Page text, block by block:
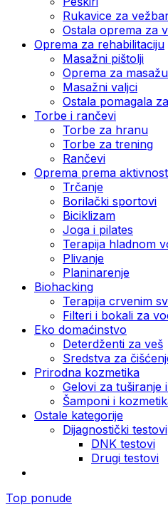
Rukavice za
Ostala oprema za
Oprema za rehabilitaciju
Masažni pištolji
Oprema za masažu
Masažni valjci
Ostala pomagala
Torbe i rančevi
Torbe za hranu
Torbe za trening
Rančevi
Oprema prema
Trčanje
Borilački sportovi
Biciklizam
Joga i pilates
Terapija hladnom
Plivanje
Planinarenje
Biohacking
Terapija crvenim
Filteri i bokali za
Eko domaćinstvo
Deterdženti za veš
Sredstva za
Prirodna kozmetika
Gelovi za tuširanje
Šamponi i
Ostale kategorije
Dijagnostički testovi
DNK testovi
Drugi testovi
Top ponude